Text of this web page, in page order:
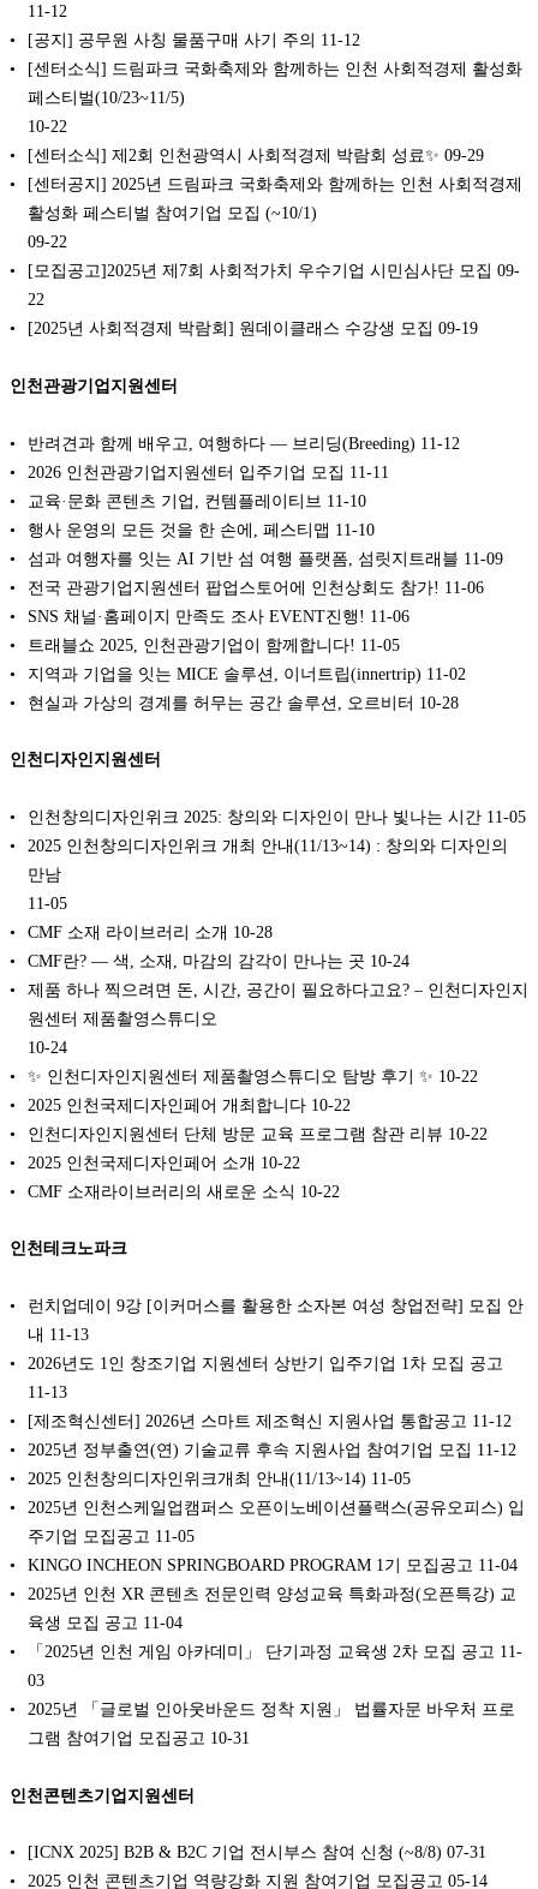
11-12
[공지] 공무원 사칭 물품구매 사기 주의 11-12
[센터소식] 드림파크 국화축제와 함께하는 인천 사회적경제 활성화
페스티벌(10/23~11/5)
10-22
[센터소식] 제2회 인천광역시 사회적경제 박람회 성료✨ 09-29
[센터공지] 2025년 드림파크 국화축제와 함께하는 인천 사회적경제
활성화 페스티벌 참여기업 모집 (~10/1)
09-22
[모집공고]2025년 제7회 사회적가치 우수기업 시민심사단 모집 09-
22
[2025년 사회적경제 박람회] 원데이클래스 수강생 모집 09-19
인천관광기업지원센터
반려견과 함께 배우고, 여행하다 — 브리딩(Breeding) 11-12
2026 인천관광기업지원센터 입주기업 모집 11-11
교육·문화 콘텐츠 기업, 컨템플레이티브 11-10
행사 운영의 모든 것을 한 손에, 페스티맵 11-10
섬과 여행자를 잇는 AI 기반 섬 여행 플랫폼, 섬릿지트래블 11-09
전국 관광기업지원센터 팝업스토어에 인천상회도 참가! 11-06
SNS 채널·홈페이지 만족도 조사 EVENT진행! 11-06
트래블쇼 2025, 인천관광기업이 함께합니다! 11-05
지역과 기업을 잇는 MICE 솔루션, 이너트립(innertrip) 11-02
현실과 가상의 경계를 허무는 공간 솔루션, 오르비터 10-28
인천디자인지원센터
인천창의디자인위크 2025: 창의와 디자인이 만나 빛나는 시간 11-05
2025 인천창의디자인위크 개최 안내(11/13~14) : 창의와 디자인의
만남
11-05
CMF 소재 라이브러리 소개 10-28
CMF란? — 색, 소재, 마감의 감각이 만나는 곳 10-24
제품 하나 찍으려면 돈, 시간, 공간이 필요하다고요? – 인천디자인지
원센터 제품촬영스튜디오
10-24
✨ 인천디자인지원센터 제품촬영스튜디오 탐방 후기 ✨ 10-22
2025 인천국제디자인페어 개최합니다 10-22
인천디자인지원센터 단체 방문 교육 프로그램 참관 리뷰 10-22
2025 인천국제디자인페어 소개 10-22
CMF 소재라이브러리의 새로운 소식 10-22
인천테크노파크
런치업데이 9강 [이커머스를 활용한 소자본 여성 창업전략] 모집 안
내 11-13
2026년도 1인 창조기업 지원센터 상반기 입주기업 1차 모집 공고
11-13
[제조혁신센터] 2026년 스마트 제조혁신 지원사업 통합공고 11-12
2025년 정부출연(연) 기술교류 후속 지원사업 참여기업 모집 11-12
2025 인천창의디자인위크개최 안내(11/13~14) 11-05
2025년 인천스케일업캠퍼스 오픈이노베이션플랙스(공유오피스) 입
주기업 모집공고 11-05
KINGO INCHEON SPRINGBOARD PROGRAM 1기 모집공고 11-04
2025년 인천 XR 콘텐츠 전문인력 양성교육 특화과정(오픈특강) 교
육생 모집 공고 11-04
「2025년 인천 게임 아카데미」 단기과정 교육생 2차 모집 공고 11-
03
2025년 「글로벌 인아웃바운드 정착 지원」 법률자문 바우처 프로
그램 참여기업 모집공고 10-31
인천콘텐츠기업지원센터
[ICNX 2025] B2B & B2C 기업 전시부스 참여 신청 (~8/8) 07-31
2025 인천 콘텐츠기업 역량강화 지원 참여기업 모집공고 05-14